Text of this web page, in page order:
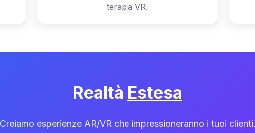
terapia VR.
Realtà Estesa
Creiamo esperienze AR/VR che impressioneranno i tuoi clienti.